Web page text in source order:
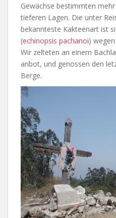
Gewächse bestimmten
tieferen Lagen. Die unter
bekannteste Kakteenart ist
(echinopsis pachanoi)
Wir zelteten an einem
anbot, und genossen den
Berge.